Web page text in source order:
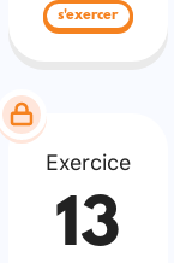
s'exercer
Exercice
13